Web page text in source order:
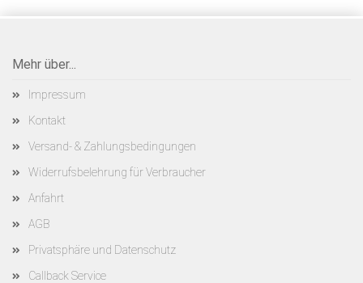
Mehr über...
Impressum
Kontakt
Versand- & Zahlungsbedingungen
Widerrufsbelehrung für Verbraucher
Anfahrt
AGB
Privatsphäre und Datenschutz
Callback Service